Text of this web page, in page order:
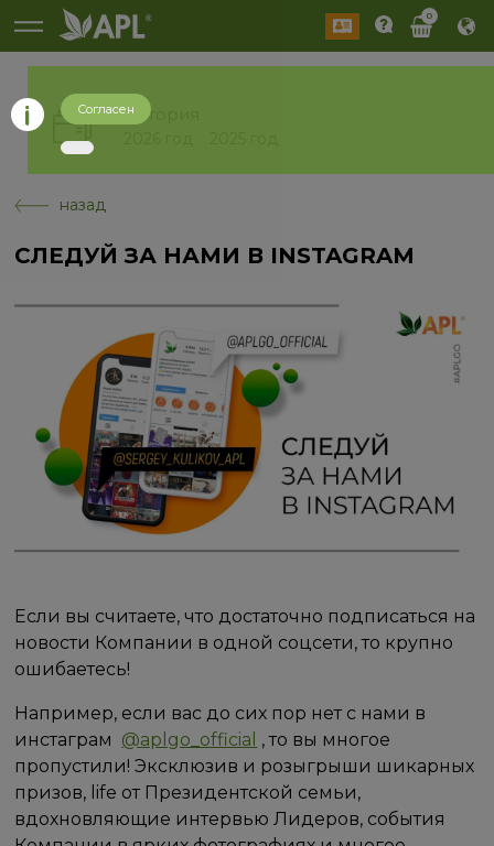
0
История
назад
СЛЕДУЙ ЗА НАМИ В INSTAGRAM
Если вы считаете, что достаточно подписаться на
новости Компании в одной соцсети, то крупно
ошибаетесь!
Например, если вас до сих пор нет с нами в
инстаграм @aplgo_official , то вы многое
пропустили! Эксклюзив и розыгрыши шикарных
призов, life от Президентской семьи,
вдохновляющие интервью Лидеров, события
Согласен